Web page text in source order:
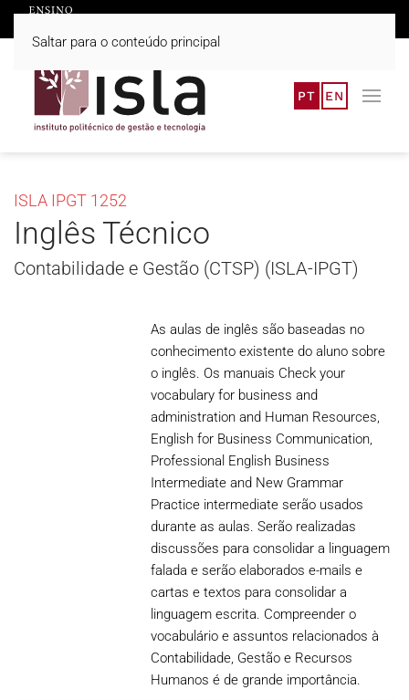
Saltar para o conteúdo principal
PT EN
ISLA IPGT 1252
Inglês Técnico
Contabilidade e Gestão (CTSP) (ISLA-IPGT)
As aulas de inglês são baseadas no
conhecimento existente do aluno sobre
o inglês. Os manuais Check your
vocabulary for business and
administration and Human Resources,
English for Business Communication,
Professional English Business
Intermediate and New Grammar
Practice intermediate serão usados
durante as aulas. Serão realizadas
discussões para consolidar a linguagem
falada e serão elaborados e-mails e
cartas e textos para consolidar a
linguagem escrita. Compreender o
vocabulário e assuntos relacionados à
Contabilidade, Gestão e Recursos
Humanos é de grande importância.